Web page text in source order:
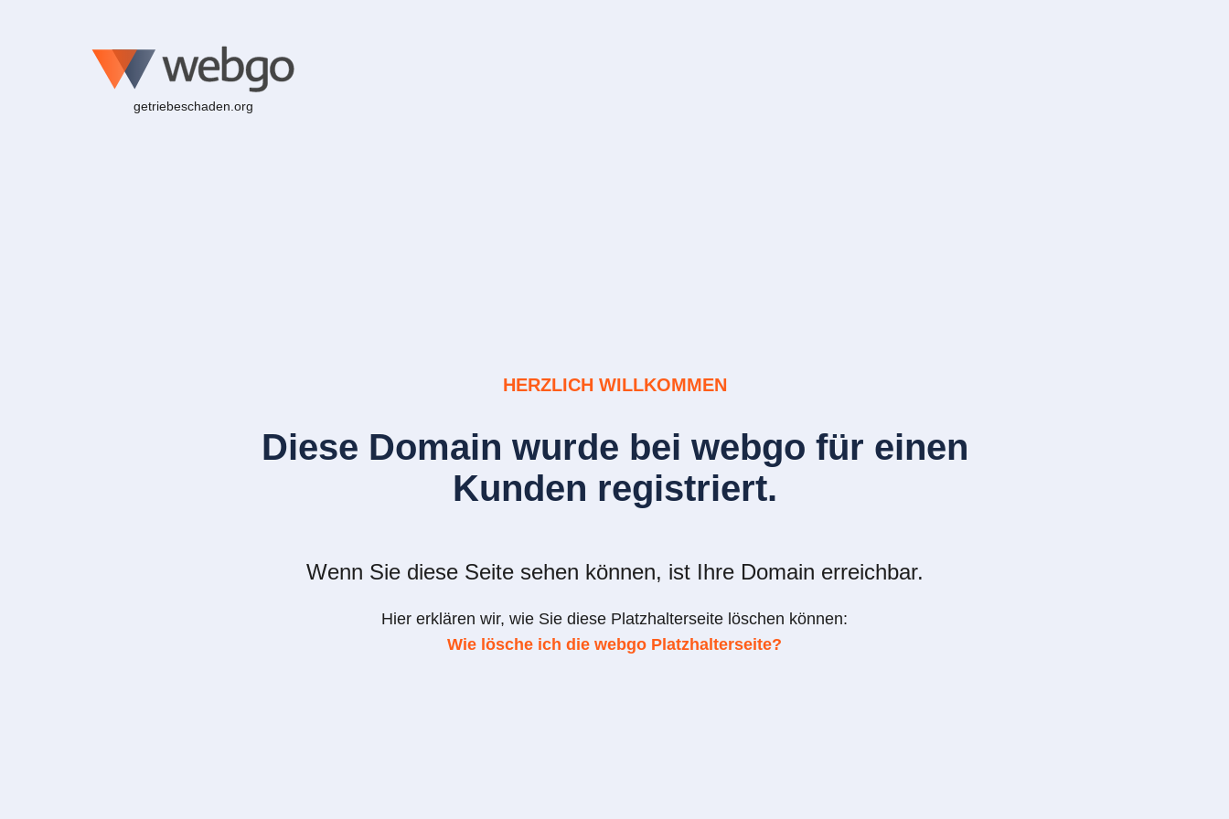
getriebeschaden.org
HERZLICH WILLKOMMEN
Diese Domain wurde bei webgo für einen
Kunden registriert.
Wenn Sie diese Seite sehen können, ist Ihre Domain erreichbar.
Hier erklären wir, wie Sie diese Platzhalterseite löschen können:
Wie lösche ich die webgo Platzhalterseite?